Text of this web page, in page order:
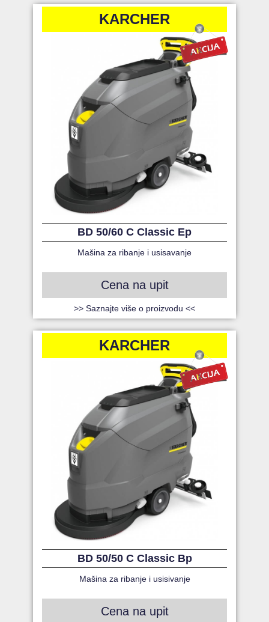
KARCHER
BD 50/60 C Classic Ep
Mašina za ribanje i usisavanje
Cena na upit
>> Saznajte više o proizvodu <<
KARCHER
BD 50/50 C Classic Bp
Mašina za ribanje i usisivanje
Cena na upit